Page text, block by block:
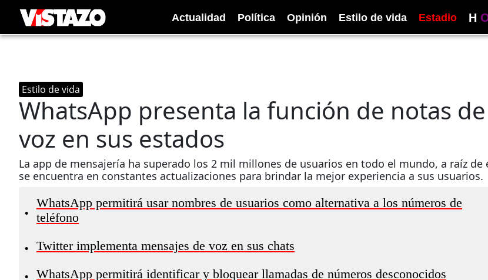
Actualidad Política Opinión Estilo de vida Estadio H
Estilo de vida
WhatsApp presenta la función de notas de
voz en sus estados
La app de mensajería ha superado los 2 mil millones de usuarios en todo el mundo, a raíz de
se encuentra en constantes actualizaciones para brindar la mejor experiencia a sus usuarios.
•
WhatsApp permitirá usar nombres de usuarios como alternativa a los números de
teléfono
• Twitter implementa mensajes de voz en sus chats
• WhatsApp permitirá identificar y bloquear llamadas de números desconocidos